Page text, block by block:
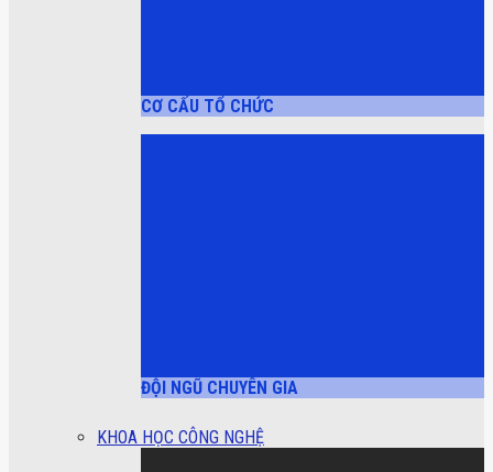
CƠ CẤU TỔ CHỨC
ĐỘI NGŨ CHUYÊN GIA
KHOA HỌC CÔNG NGHỆ